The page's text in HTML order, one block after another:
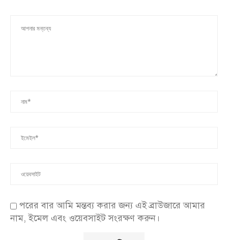
পরের বার আমি মন্তব্য করার জন্য এই ব্রাউজারে আমার
নাম, ইমেল এবং ওয়েবসাইট সংরক্ষণ করুন।